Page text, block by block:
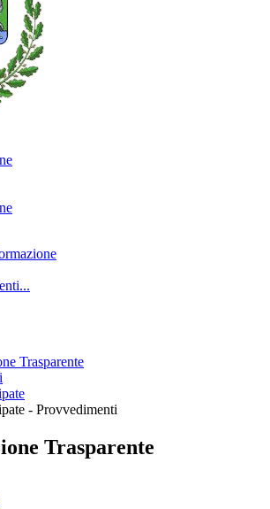
Trasparente
- Provvedimenti
Trasparente